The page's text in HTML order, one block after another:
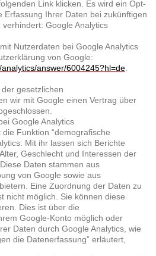
Link klicken. Es wird ein Opt-
Erfassung Ihrer Daten bei zukünftigen
Google Analytics
Nutzerdaten bei Google Analytics
von Google:
answer/6004245?hl=de.
gesetzlichen
wir mit Google einen Vertrag über
Google Analytics
Funktion “demografische
Mit ihr lassen sich Berichte
Geschlecht und Interessen der
Daten stammen aus
von Google sowie aus
Eine Zuordnung der Daten zu
nicht möglich. Sie können diese
Dies ist über die
Google-Konto möglich oder
Daten durch Google Analytics, wie
die Datenerfassung” erläutert,